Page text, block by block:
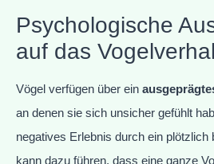
Psychologische
auf das
Vögel verfügen über ein
an denen sie sich unsicher gefühlt
negatives Erlebnis durch ein plötzlich
kann dazu führen, dass eine ganze